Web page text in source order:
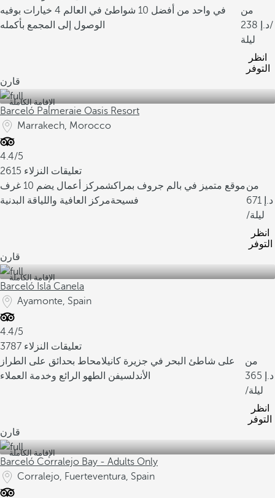
في واحد من أفضل 10 شواطئ في العالم
4 خيارات بوفيه
الوصول إلى المجمع بأكمله
من
238
/
ليلة
انظر
التوفر
قارن
الإقامة الكاملة
Barceló Palmeraie Oasis Resort
Marrakech, Morocco
4.4/5
2615 تعليقات النزلاء
موقع متميز في بالم جروف بمراكش
مركز أعمال يضم 10 غرف
فسيحةمركز العافية واللياقة البدنية
من
671
/ليلة
انظر
التوفر
قارن
الإقامة الكاملة
Barceló Isla Canela
Ayamonte, Spain
4.4/5
3787 تعليقات النزلاء
على شاطئ البحر في جزيرة كانيلامحاط بحدائق على الطراز
الأندلسيفن الطهو الرائع وخدمة العملاء
من
365
/ليلة
انظر
التوفر
قارن
الإقامة الكاملة
Barceló Corralejo Bay - Adults Only
Corralejo, Fuerteventura, Spain